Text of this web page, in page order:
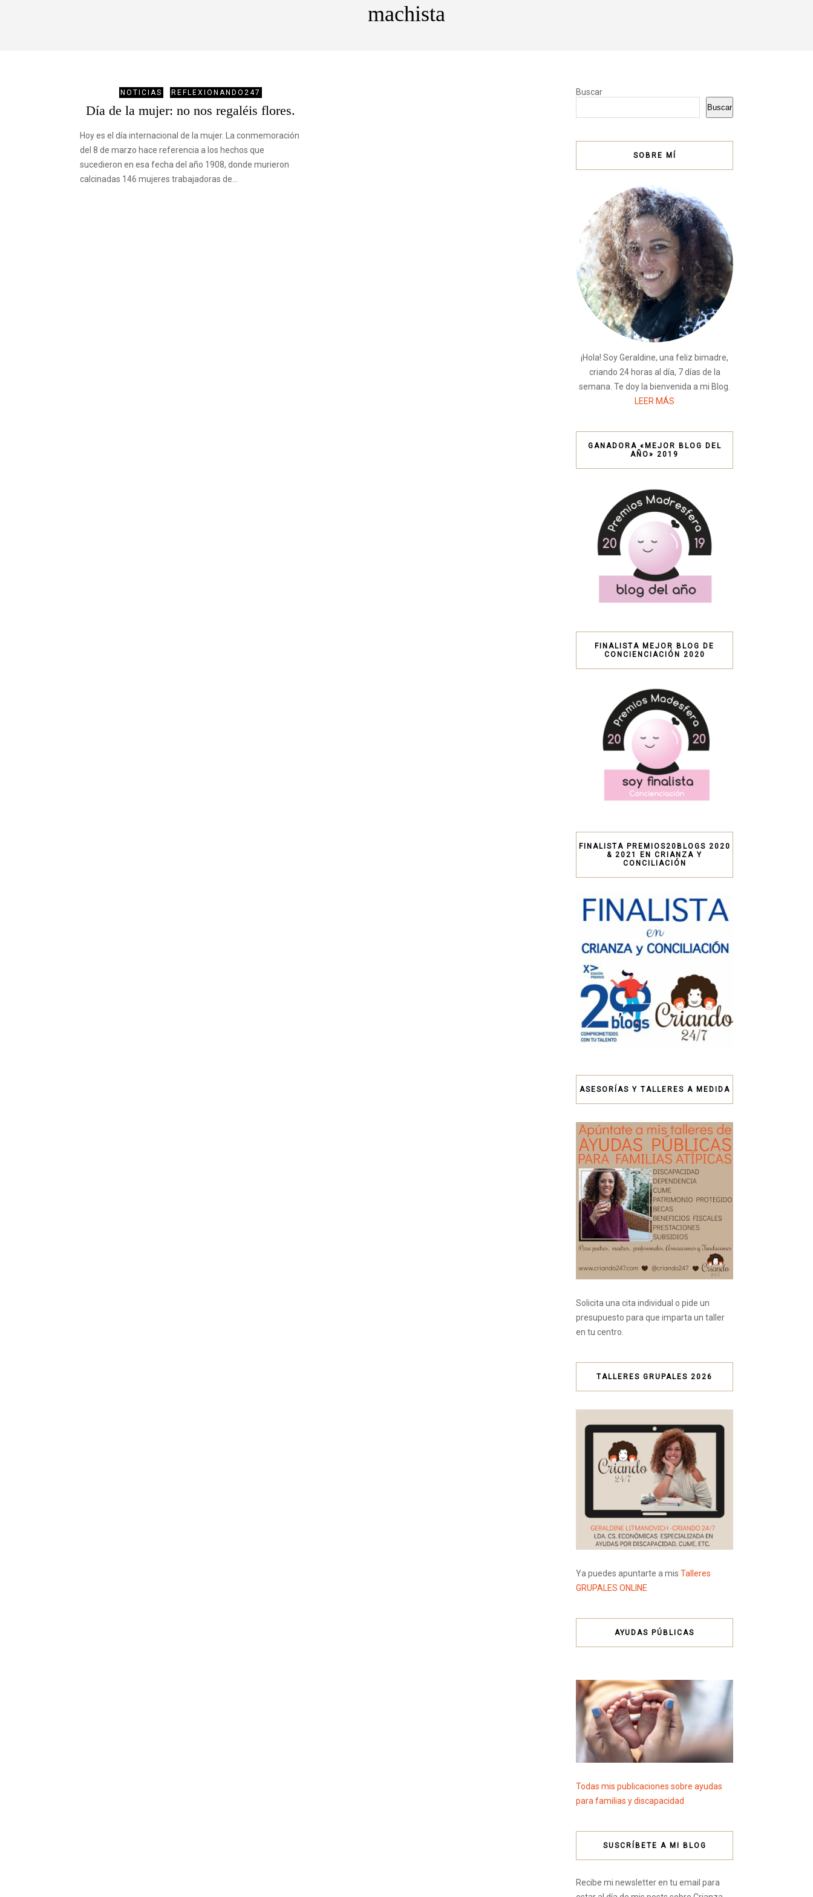
machista
NOTICIAS REFLEXIONANDO247
Día de la mujer: no nos regaléis flores.
Hoy es el día internacional de la mujer. La conmemoración
del 8 de marzo hace referencia a los hechos que
sucedieron en esa fecha del año 1908, donde murieron
calcinadas 146 mujeres trabajadoras de…
Buscar
Buscar
SOBRE MÍ
¡Hola! Soy Geraldine, una feliz bimadre,
criando 24 horas al día, 7 días de la
semana. Te doy la bienvenida a mi Blog.
LEER MÁS
GANADORA «MEJOR BLOG DEL
AÑO» 2019
FINALISTA MEJOR BLOG DE
CONCIENCIACIÓN 2020
FINALISTA PREMIOS20BLOGS 2020
& 2021 EN CRIANZA Y
CONCILIACIÓN
ASESORÍAS Y TALLERES A MEDIDA
Solicita una cita individual o pide un
presupuesto para que imparta un taller
en tu centro.
TALLERES GRUPALES 2026
Ya puedes apuntarte a mis Talleres
GRUPALES ONLINE
AYUDAS PÚBLICAS
Todas mis publicaciones sobre ayudas
para familias y discapacidad
SUSCRÍBETE A MI BLOG
Recibe mi newsletter en tu email para